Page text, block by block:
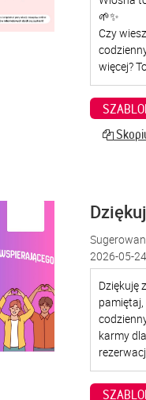
2026-05-